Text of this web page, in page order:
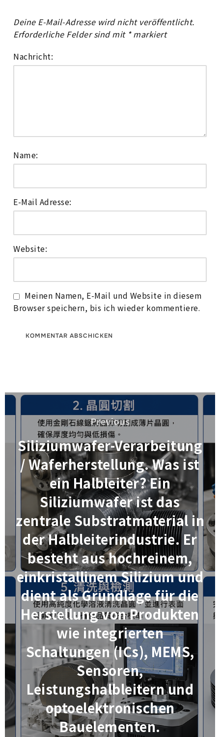
Deine E-Mail-Adresse wird nicht veröffentlicht.
Erforderliche Felder sind mit *markiert
Nachricht:
Name:
E-Mail Adresse:
Website:
Meinen Namen, E-Mail und Website in diesem
Browser speichern, bis ich wieder kommentiere.
Beitragsnavigation
Previous
Previous
Siliziumwafer-Verarbeitung
/ Waferherstellung. Was ist
ein Halbleiter? Ein
Siliziumwafer ist das
zentrale Substratmaterial in
der Halbleiterindustrie. Er
besteht aus hochreinem,
einkristallinem Silizium und
dient als Grundlage für die
Herstellung von Produkten
wie integrierten
Schaltungen (ICs), MEMS,
Sensoren,
Leistungshalbleitern und
optoelektronischen
Bauelementen.